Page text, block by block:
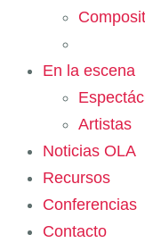
En la escena
Artistas
Noticias OLA
Recursos
Conferencias
Contacto